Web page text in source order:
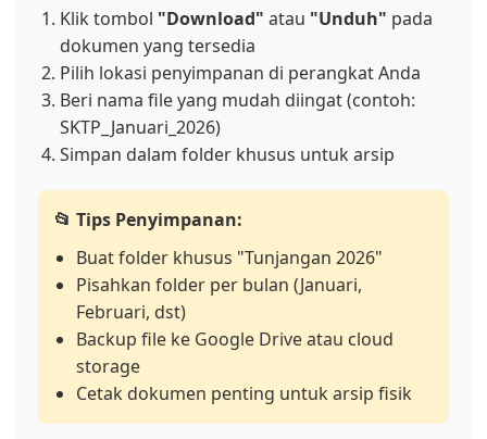
Klik tombol "Download" atau "Unduh" pada
dokumen yang tersedia
Pilih lokasi penyimpanan di perangkat Anda
Beri nama file yang mudah diingat (contoh:
SKTP_Januari_2026)
Simpan dalam folder khusus untuk arsip
📂 Tips Penyimpanan:
Buat folder khusus "Tunjangan 2026"
Pisahkan folder per bulan (Januari,
Februari, dst)
Backup file ke Google Drive atau cloud
storage
Cetak dokumen penting untuk arsip fisik